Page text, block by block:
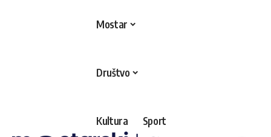
Mostar
Društvo
Kultura Sport